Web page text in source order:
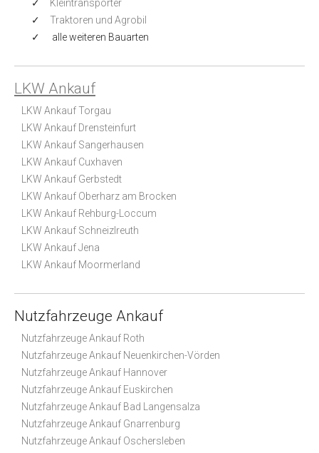
Kleintransporter
Traktoren und Agrobil
alle weiteren Bauarten
LKW Ankauf
LKW Ankauf Torgau
LKW Ankauf Drensteinfurt
LKW Ankauf Sangerhausen
LKW Ankauf Cuxhaven
LKW Ankauf Gerbstedt
LKW Ankauf Oberharz am Brocken
LKW Ankauf Rehburg-Loccum
LKW Ankauf Schneizlreuth
LKW Ankauf Jena
LKW Ankauf Moormerland
Nutzfahrzeuge Ankauf
Nutzfahrzeuge Ankauf Roth
Nutzfahrzeuge Ankauf Neuenkirchen-Vörden
Nutzfahrzeuge Ankauf Hannover
Nutzfahrzeuge Ankauf Euskirchen
Nutzfahrzeuge Ankauf Bad Langensalza
Nutzfahrzeuge Ankauf Gnarrenburg
Nutzfahrzeuge Ankauf Oschersleben